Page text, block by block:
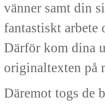
vänner samt din
fantastiskt arbete
Därför kom dina
originaltexten på
Däremot togs de